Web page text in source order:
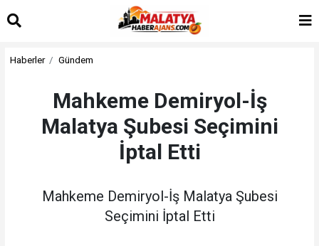
Haberler Gündem
Mahkeme Demiryol-İş
Malatya Şubesi Seçimini
İptal Etti
Mahkeme Demiryol-İş Malatya Şubesi
Seçimini İptal Etti